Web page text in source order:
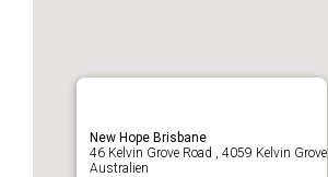
New Hope Brisbane
46 Kelvin Grove Road , 4059 Kelvin Grove
Australien